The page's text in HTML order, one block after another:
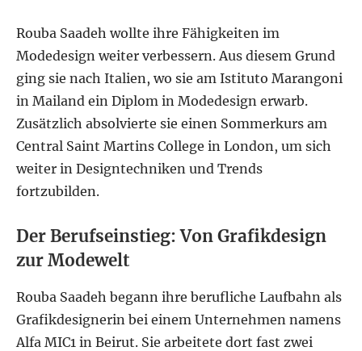
Rouba Saadeh wollte ihre Fähigkeiten im
Modedesign weiter verbessern. Aus diesem Grund
ging sie nach Italien, wo sie am Istituto Marangoni
in Mailand ein Diplom in Modedesign erwarb.
Zusätzlich absolvierte sie einen Sommerkurs am
Central Saint Martins College in London, um sich
weiter in Designtechniken und Trends
fortzubilden.
Der Berufseinstieg: Von Grafikdesign
zur Modewelt
Rouba Saadeh begann ihre berufliche Laufbahn als
Grafikdesignerin bei einem Unternehmen namens
Alfa MIC1 in Beirut. Sie arbeitete dort fast zwei